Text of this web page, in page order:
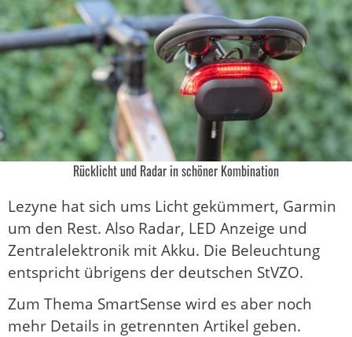
Rücklicht und Radar in schöner Kombination
Lezyne hat sich ums Licht gekümmert, Garmin
um den Rest. Also Radar, LED Anzeige und
Zentralelektronik mit Akku. Die Beleuchtung
entspricht übrigens der deutschen StVZO.
Zum Thema SmartSense wird es aber noch
mehr Details in getrennten Artikel geben.